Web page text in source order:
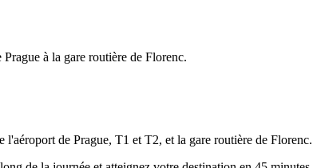
à la gare routière de Florenc.
de Prague, T1 et T2, et la gare routière de Florenc.